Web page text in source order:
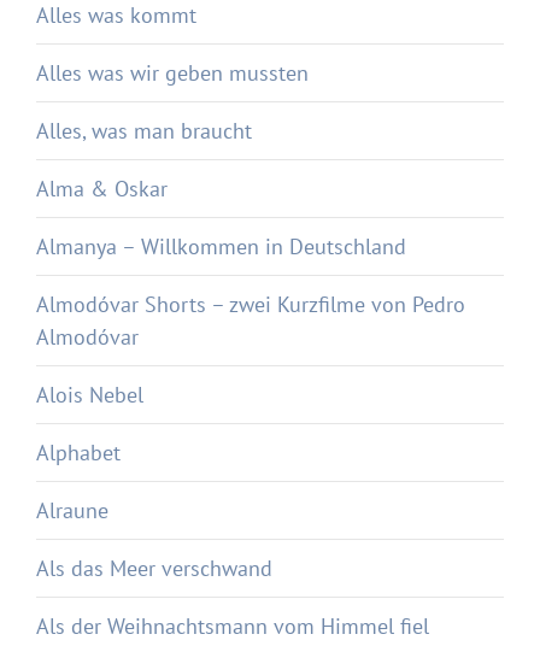
Alles was kommt
Alles was wir geben mussten
Alles, was man braucht
Alma & Oskar
Almanya – Willkommen in Deutschland
Almodóvar Shorts – zwei Kurzfilme von Pedro
Almodóvar
Alois Nebel
Alphabet
Alraune
Als das Meer verschwand
Als der Weihnachtsmann vom Himmel fiel